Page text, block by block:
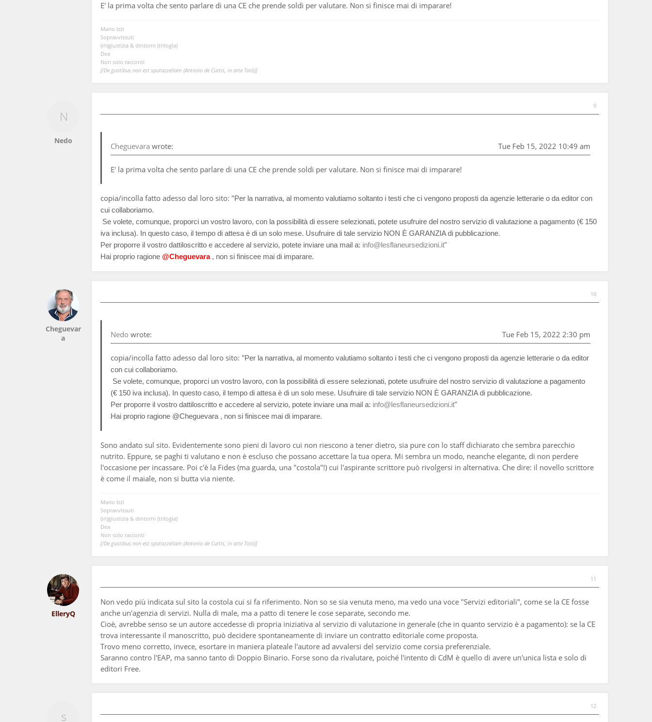
E' la prima volta che sento parlare di una CE che prende soldi per valutare. Non si finisce mai di imparare!
Mario Izzi
Sopravvissuti
(in)giustizia & dintorni (trilogia)
Dea
Non solo racconti
[/De gustibus non est sputazzellam (Antonio de Curtis, in arte Totò)]
Nedo
9
Cheguevara wrote: Tue Feb 15, 2022 10:49 am
E' la prima volta che sento parlare di una CE che prende soldi per valutare. Non si finisce mai di imparare!
copia/incolla fatto adesso dal loro sito: "Per la narrativa, al momento valutiamo soltanto i testi che ci vengono proposti da agenzie letterarie o da editor con
cui collaboriamo.
Se volete, comunque, proporci un vostro lavoro, con la possibilità di essere selezionati, potete usufruire del nostro servizio di valutazione a pagamento (€ 150
iva inclusa). In questo caso, il tempo di attesa è di un solo mese. Usufruire di tale servizio NON È GARANZIA di pubblicazione.
Per proporre il vostro dattiloscritto e accedere al servizio, potete inviare una mail a: info@lesflaneursedizioni.it"
Hai proprio ragione @Cheguevara, non si finiscee mai di imparare.
Cheguevar
a
10
Nedo wrote: Tue Feb 15, 2022 2:30 pm
copia/incolla fatto adesso dal loro sito: "Per la narrativa, al momento valutiamo soltanto i testi che ci vengono proposti da agenzie letterarie o da editor
con cui collaboriamo.
Se volete, comunque, proporci un vostro lavoro, con la possibilità di essere selezionati, potete usufruire del nostro servizio di valutazione a pagamento
(€ 150 iva inclusa). In questo caso, il tempo di attesa è di un solo mese. Usufruire di tale servizio NON È GARANZIA di pubblicazione.
Per proporre il vostro dattiloscritto e accedere al servizio, potete inviare una mail a: info@lesflaneursedizioni.it"
Hai proprio ragione @Cheguevara , non si finiscee mai di imparare.
Sono andato sul sito. Evidentemente sono pieni di lavoro cui non riescono a tener dietro, sia pure con lo staff dichiarato che sembra parecchio
nutrito. Eppure, se paghi ti valutano e non è escluso che possano accettare la tua opera. Mi sembra un modo, neanche elegante, di non perdere
l'occasione per incassare. Poi c'è la Fides (ma guarda, una "costola"!) cui l'aspirante scrittore può rivolgersi in alternativa. Che dire: il novello scrittore
è come il maiale, non si butta via niente.
Mario Izzi
Sopravvissuti
(in)giustizia & dintorni (trilogia)
Dea
Non solo racconti
[/De gustibus non est sputazzellam (Antonio de Curtis, in arte Totò)]
ElleryQ
11
Non vedo più indicata sul sito la costola cui si fa riferimento. Non so se sia venuta meno, ma vedo una voce "Servizi editoriali", come se la CE fosse
anche un'agenzia di servizi. Nulla di male, ma a patto di tenere le cose separate, secondo me.
Cioè, avrebbe senso se un autore accedesse di propria iniziativa al servizio di valutazione in generale (che in quanto servizio è a pagamento): se la CE
trova interessante il manoscritto, può decidere spontaneamente di inviare un contratto editoriale come proposta.
Trovo meno corretto, invece, esortare in maniera plateale l'autore ad avvalersi del servizio come corsia preferenziale.
Saranno contro l'EAP, ma sanno tanto di Doppio Binario. Forse sono da rivalutare, poiché l'intento di CdM è quello di avere un'unica lista e solo di
editori Free.
12